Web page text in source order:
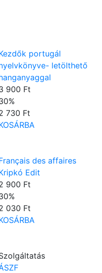
portugál
letölthető
900 Ft
%
730 Ft
des affaires
Edit
900 Ft
%
030 Ft